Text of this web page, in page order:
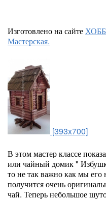
Изготовлено на сайте
Мастерская.
[393x700]
В этом мастер классе
или чайный домик "
то не так важно как мы его
получится очень
чай. Теперь небольшое